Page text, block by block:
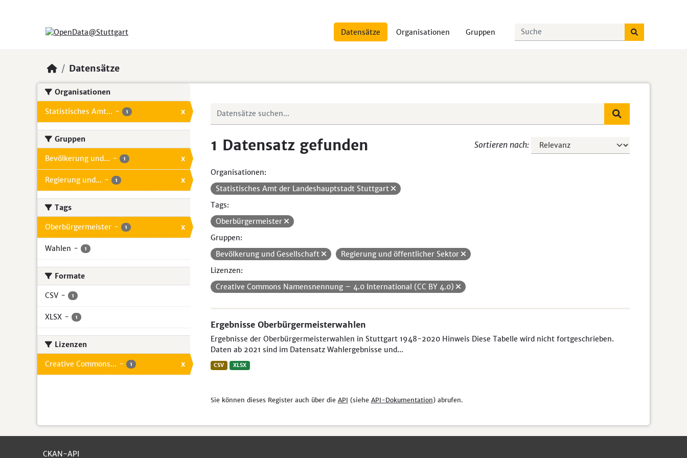
Datensätze Organisationen Gruppen
Datensätze
Organisationen
Statistisches Amt... - 1 x
Gruppen
Bevölkerung und... - 1 x
Regierung und... - 1 x
Tags
Oberbürgermeister - 1 x
Wahlen - 1
Formate
CSV - 1
XLSX - 1
Lizenzen
Creative Commons... - 1 x
Sortieren nach
1 Datensatz gefunden
Organisationen:
Statistisches Amt der Landeshauptstadt Stuttgart
Tags:
Oberbürgermeister
Gruppen:
Bevölkerung und Gesellschaft
Regierung und öffentlicher Sektor
Lizenzen:
Creative Commons Namensnennung – 4.0 International (CC BY 4.0)
Ergebnisse Oberbürgermeisterwahlen
Ergebnisse der Oberbürgermeisterwahlen in Stuttgart 1948-2020 Hinweis Diese Tabelle wird nicht fortgeschrieben.
Daten ab 2021 sind im Datensatz Wahlergebnisse und...
CSV XLSX
Sie können dieses Register auch über die API (siehe API-Dokumentation) abrufen.
CKAN-API